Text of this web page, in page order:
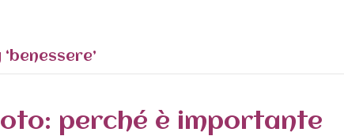
perché è importante